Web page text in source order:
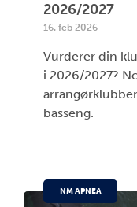
2026/2027
16. feb 2026
Vurderer din
i 2026/2027?
basseng.
NM APNEA